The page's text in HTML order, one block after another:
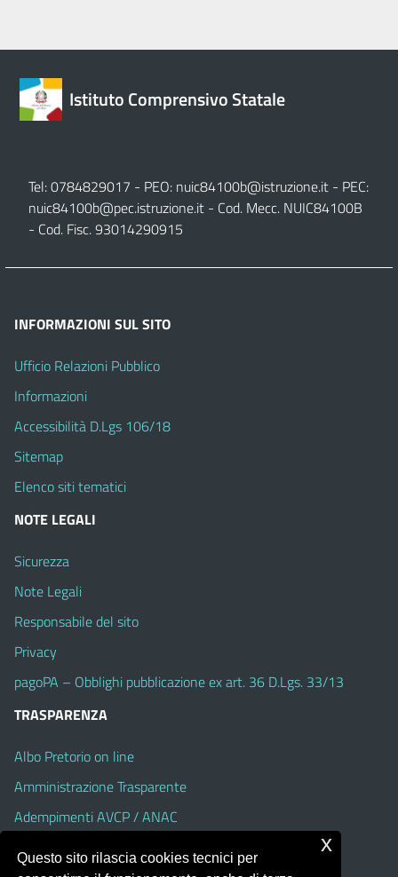
Istituto Comprensivo Statale
Tel: 0784829017 - PEO: nuic84100b@istruzione.it - PEC:
nuic84100b@pec.istruzione.it - Cod. Mecc. NUIC84100B
- Cod. Fisc. 93014290915
INFORMAZIONI SUL SITO
Ufficio Relazioni Pubblico
Informazioni
Accessibilità D.Lgs 106/18
Sitemap
Elenco siti tematici
NOTE LEGALI
Sicurezza
Note Legali
Responsabile del sito
Privacy
pagoPA – Obblighi pubblicazione ex art. 36 D.Lgs. 33/13
TRASPARENZA
Albo Pretorio on line
Amministrazione Trasparente
Adempimenti AVCP / ANAC
Questo sito rilascia cookies tecnici per
x